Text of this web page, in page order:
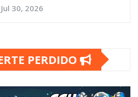
Jul 30, 2026
PERDIDO